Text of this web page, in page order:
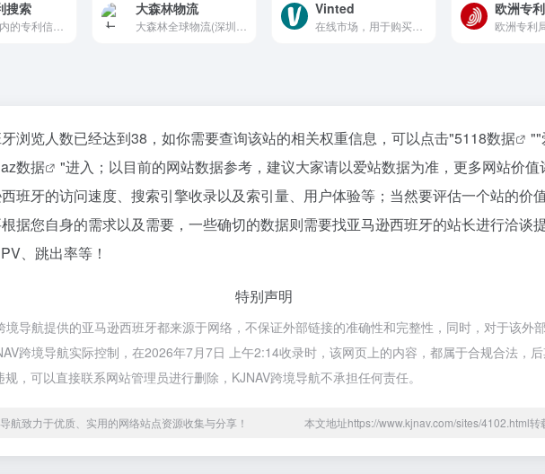
搜索 大森林物流 Vinted 欧洲专
欧洲专利
浏览人数已经达到38，如你需要查询该站的相关权重信息，可以点击"5118数据 ""
数据
"进入；以目前的网站数据参考，建议大家请以爱站数据为准，更多网站价值
班牙的访问速度、搜索引擎收录以及索引量、用户体验等；当然要评估一个站的价
据您自身的需求以及需要，一些确切的数据则需要找亚马逊西班牙的站长进行洽谈
、跳出率等！
特别声明
境导航提供的亚马逊西班牙都来源于网络，不保证外部链接的准确性和完整性，同时，对于该外
跨境导航实际控制，在2026年7月7日 上午2:14收录时，该网页上的内容，都属于合规合法，
，可以直接联系网站管理员进行删除，KJNAV跨境导航不承担任何责任。
航致力于优质、实用的网络站点资源收集与分享！ 本文地址https://www.kjnav.com/sites/4102.html转